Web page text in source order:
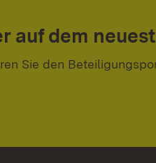
auf dem
Sie den